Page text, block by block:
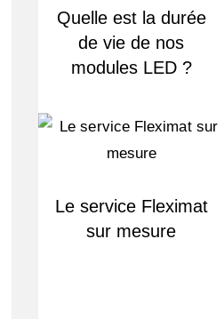
Quelle est la durée
de vie de nos
modules LED ?
Le service Fleximat
sur mesure